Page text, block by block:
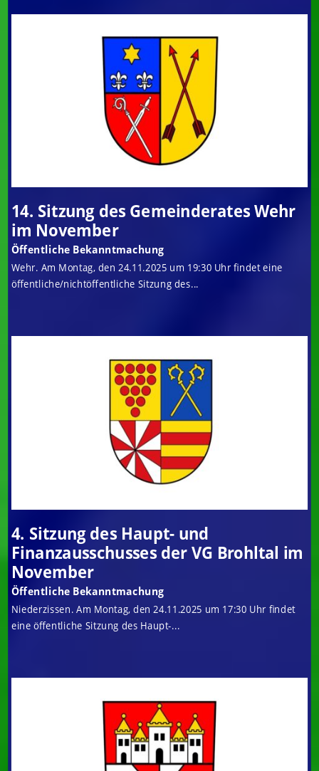
14. Sitzung des Gemeinderates Wehr
im November
Öffentliche Bekanntmachung
Wehr. Am Montag, den 24.11.2025 um 19:30 Uhr findet eine
öffentliche/nichtöffentliche Sitzung des...
4. Sitzung des Haupt- und
Finanzausschusses der VG Brohltal im
November
Öffentliche Bekanntmachung
Niederzissen. Am Montag, den 24.11.2025 um 17:30 Uhr findet
eine öffentliche Sitzung des Haupt-...